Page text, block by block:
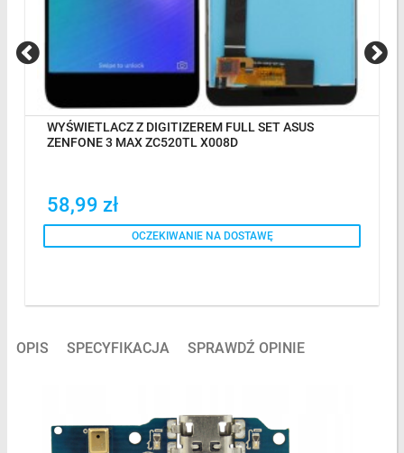
WYŚWIETLACZ Z DIGITIZEREM FULL SET ASUS
ZENFONE 3 MAX ZC520TL X008D
58,99 zł
OCZEKIWANIE NA DOSTAWĘ
OPIS SPECYFIKACJA SPRAWDŹ OPINIE